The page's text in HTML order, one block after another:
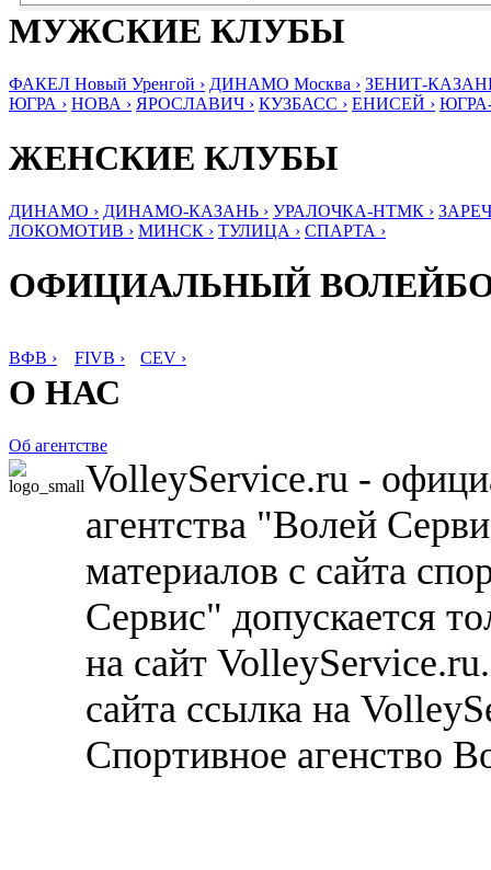
МУЖСКИЕ КЛУБЫ
ФАКЕЛ Новый Уренгой › ДИНАМО Москва › ЗЕНИТ-
ЮГРА › НОВА › ЯРОСЛАВИЧ › КУЗБАСС › ЕНИСЕЙ ›
ЖЕНСКИЕ КЛУБЫ
ДИНАМО › ДИНАМО-КАЗАНЬ › УРАЛОЧКА-НТМК ›
ЛОКОМОТИВ › МИНСК › ТУЛИЦА › СПАРТА ›
ОФИЦИАЛЬНЫЙ
ВФВ › FIVB › CEV ›
О НАС
Об агентстве
VolleyService.ru -
агентства "Волей
материалов с сайта
Сервис" допускается
на сайт
сайта ссылка на
Спортивное агенство